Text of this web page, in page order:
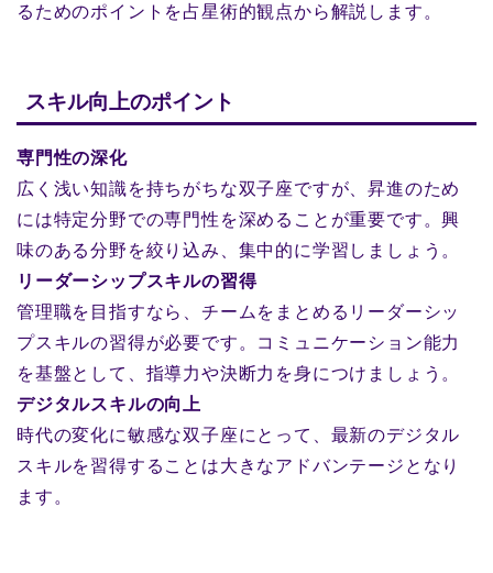
るためのポイントを占星術的観点から解説します。
スキル向上のポイント
専門性の深化
広く浅い知識を持ちがちな双子座ですが、昇進のため
には特定分野での専門性を深めることが重要です。興
味のある分野を絞り込み、集中的に学習しましょう。
リーダーシップスキルの習得
管理職を目指すなら、チームをまとめるリーダーシッ
プスキルの習得が必要です。コミュニケーション能力
を基盤として、指導力や決断力を身につけましょう。
デジタルスキルの向上
時代の変化に敏感な双子座にとって、最新のデジタル
スキルを習得することは大きなアドバンテージとなり
ます。